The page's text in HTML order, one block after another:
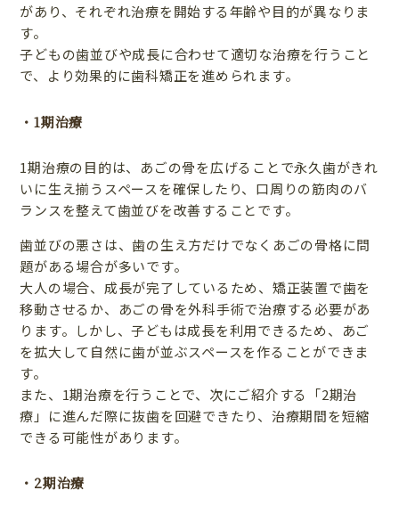
があり、それぞれ治療を開始する年齢や目的が異なりま
す。
子どもの歯並びや成長に合わせて適切な治療を行うこと
で、より効果的に歯科矯正を進められます。
・1期治療
1期治療の目的は、あごの骨を広げることで永久歯がきれ
いに生え揃うスペースを確保したり、口周りの筋肉のバ
ランスを整えて歯並びを改善することです。
歯並びの悪さは、歯の生え方だけでなくあごの骨格に問
題がある場合が多いです。
大人の場合、成長が完了しているため、矯正装置で歯を
移動させるか、あごの骨を外科手術で治療する必要があ
ります。しかし、子どもは成長を利用できるため、あご
を拡大して自然に歯が並ぶスペースを作ることができま
す。
また、1期治療を行うことで、次にご紹介する「2期治
療」に進んだ際に抜歯を回避できたり、治療期間を短縮
できる可能性があります。
・2期治療